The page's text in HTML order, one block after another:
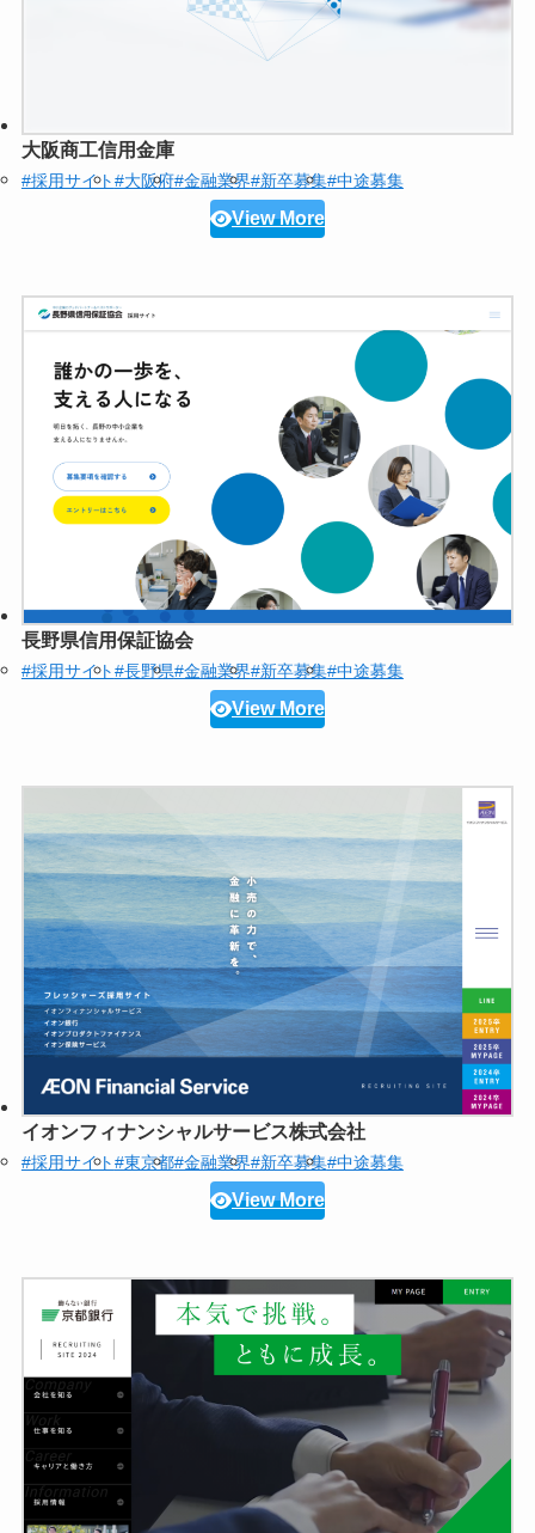
大阪商工信用金庫
#採用サイト#大阪府#金融業界#新卒募集#中途募集
View More
長野県信用保証協会
#採用サイト#長野県#金融業界#新卒募集#中途募集
View More
イオンフィナンシャルサービス株式会社
#採用サイト#東京都#金融業界#新卒募集#中途募集
View More